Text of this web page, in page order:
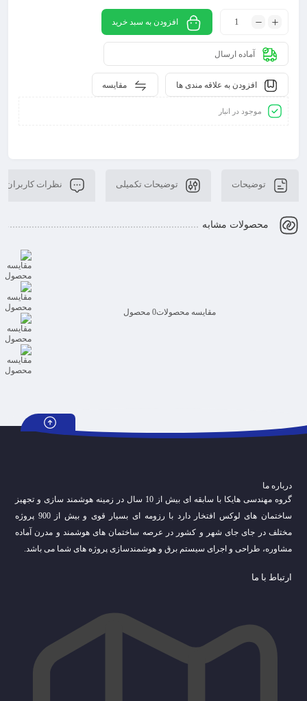
افزودن به سبد خرید
آماده ارسال
مقایسه افزودن به علاقه مندی ها
موجود در انبار
توضیحات توضیحات تکمیلی نظرات کاربران
محصولات مشابه
مقایسه محصولات0 محصول
درباره ما
گروه مهندسی هایکا با سابقه ای بیش از 10 سال در زمینه هوشمند سازی و تجهیز
ساختمان های لوکس افتخار دارد با رزومه ای بسیار قوی و بیش از 900 پروژه
مختلف در جای جای شهر و کشور در عرصه ساختمان های هوشمند و مدرن آماده
مشاوره، طراحی و اجرای سیستم برق و هوشمندسازی پروژه های شما می باشد.
ارتباط با ما